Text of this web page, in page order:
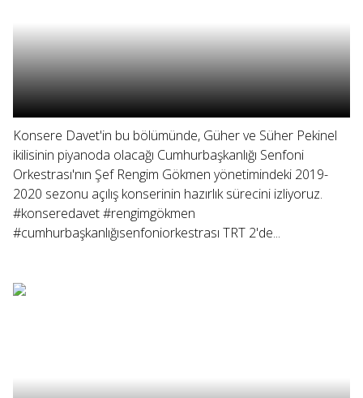
Konsere Davet'in bu bölümünde, Güher ve Süher Pekinel
ikilisinin piyanoda olacağı Cumhurbaşkanlığı Senfoni
Orkestrası'nın Şef Rengim Gökmen yönetimindeki 2019-
2020 sezonu açılış konserinin hazırlık sürecini izliyoruz.
#konseredavet #rengimgökmen
#cumhurbaşkanlığısenfoniorkestrası TRT 2'de...